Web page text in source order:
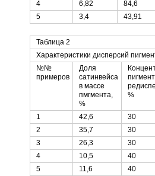
4
6,82 84,6
5
3,4 43,91
Таблица 2
Характеристики дисперсий
№№
примеров
Доля
сатинвейса
в массе
пмгмента,
%
%
1 42,6 30
2
35,7 30
3
26,3 30
4
10,5 40
5
11,6 40